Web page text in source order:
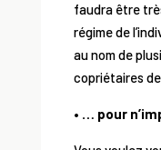
faudra être
régime de
au nom de
copriétaires
• … pour